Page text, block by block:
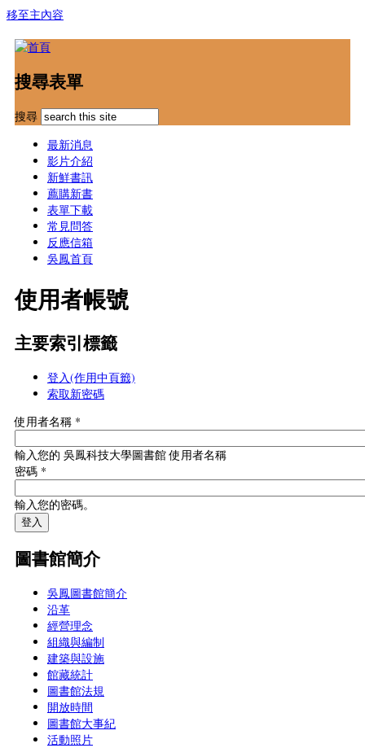
移至主內容
搜尋表單
搜尋
最新消息
影片介紹
新鮮書訊
薦購新書
表單下載
常見問答
反應信箱
吳鳳首頁
使用者帳號
主要索引標籤
登入(作用中頁籤)
索取新密碼
使用者名稱 *
輸入您的 吳鳳科技大學圖書館 使用者名稱
密碼 *
輸入您的密碼。
圖書館簡介
吳鳳圖書館簡介
沿革
經營理念
組織與編制
建築與設施
館藏統計
圖書館法規
開放時間
圖書館大事紀
活動照片